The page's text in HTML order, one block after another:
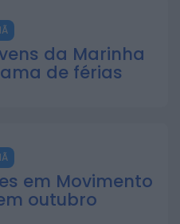
da Marinha
de férias
em Movimento
outubro